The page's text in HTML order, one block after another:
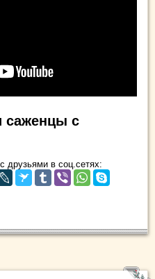
саженцы с
друзьями в соц.сетях: